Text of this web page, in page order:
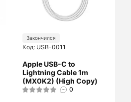
Закончился
Код: USB-0011
Apple USB-C to
Lightning Cable 1m
(MX0K2) (High Copy)
0